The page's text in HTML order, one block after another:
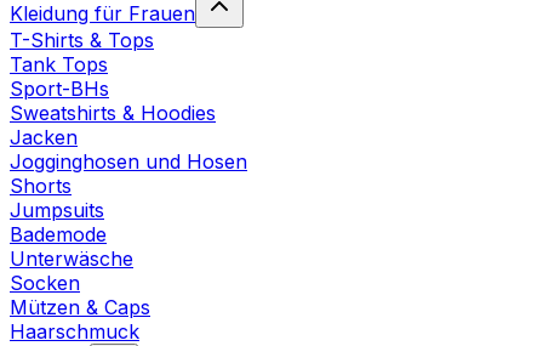
Kleidung für Frauen
T-Shirts & Tops
Tank Tops
Sport-BHs
Sweatshirts & Hoodies
Jacken
Jogginghosen und Hosen
Shorts
Jumpsuits
Bademode
Unterwäsche
Socken
Mützen & Caps
Haarschmuck